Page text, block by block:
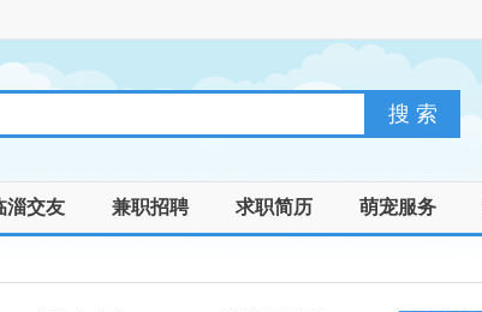
淄交友 兼职招聘 求职简历 萌宠服务